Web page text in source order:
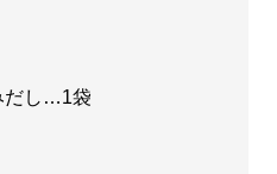
だし…1袋